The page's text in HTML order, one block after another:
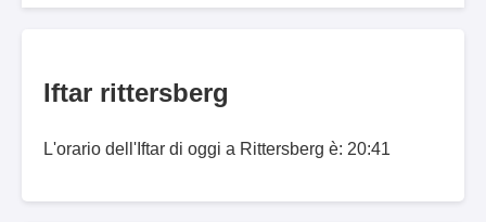
Iftar rittersberg
L'orario dell'Iftar di oggi a Rittersberg è: 20:41